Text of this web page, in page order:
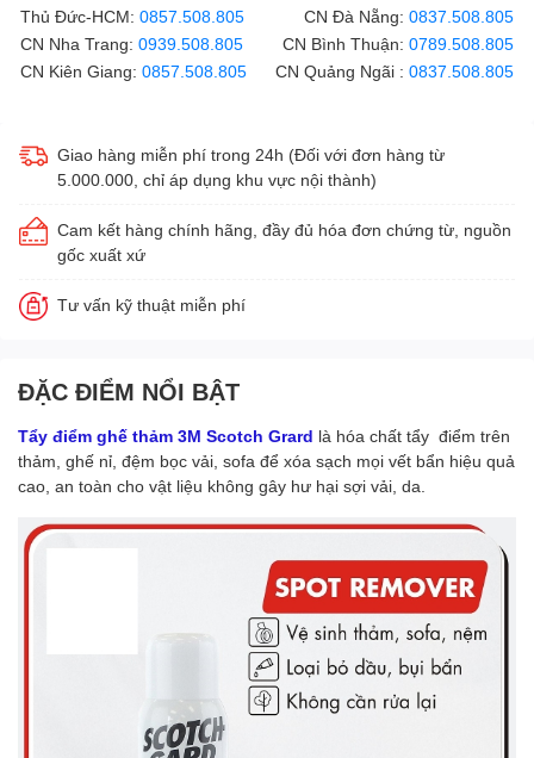
Thủ Đức-HCM: 0857.508.805 CN Đà Nẵng: 0837.508.805
CN Nha Trang: 0939.508.805 CN Bình Thuận: 0789.508.805
CN Kiên Giang: 0857.508.805 CN Quảng Ngãi : 0837.508.805
Giao hàng miễn phí trong 24h (Đối với đơn hàng từ
5.000.000, chỉ áp dụng khu vực nội thành)
Cam kết hàng chính hãng, đầy đủ hóa đơn chứng từ, nguồn
gốc xuất xứ
Tư vấn kỹ thuật miễn phí
ĐẶC ĐIỂM NỔI BẬT
Tẩy điểm ghế thảm 3M Scotch Grard là hóa chất tẩy điểm trên
thảm, ghế nỉ, đệm bọc vải, sofa để xóa sạch mọi vết bẩn hiệu quả
cao, an toàn cho vật liệu không gây hư hại sợi vải, da.